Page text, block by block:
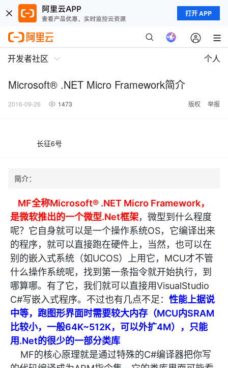
打开 APP
开发者社区 个人
Microsoft® .NET Micro Framework简介
2016-09-26 1473 版权 举报
长征6号
简介：
MF全称Microsoft® .NET Micro Framework，
是微软推出的一个微型.Net框架，微型到什么程度
呢？它自身就可以是一个操作系统OS，它编译出来
的程序，就可以直接跑在硬件上，当然，也可以在
别的嵌入式系统（如UCOS）上用它，MCU才不管
什么操作系统呢，找到第一条指令就开始执行，到
哪算哪。有了它，我们就可以直接用VisualStudio
C#写嵌入式程序。不过也有几点不足： 性能上据说
中等，跑图形界面时需要较大内存（MCU内SRAM
比较小，一般64K~512K，可以外扩4M），只能
用.Net的很少的一部分类库
MF的核心原理就是通过特殊的C#编译器把你写